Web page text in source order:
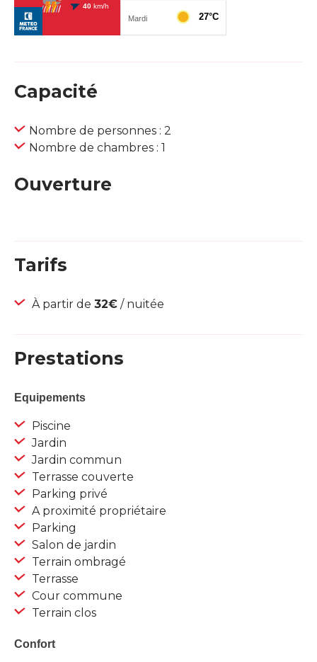
Capacité
Nombre de personnes : 2
Nombre de chambres : 1
Ouverture
Tarifs
À partir de 32€ / nuitée
Prestations
Equipements
Piscine
Jardin
Jardin commun
Terrasse couverte
Parking privé
A proximité propriétaire
Parking
Salon de jardin
Terrain ombragé
Terrasse
Cour commune
Terrain clos
Confort